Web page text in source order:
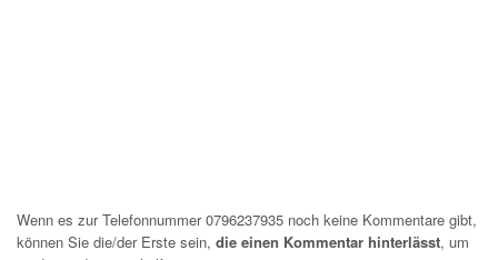
Wenn es zur Telefonnummer 0796237935 noch keine Kommentare gibt,
können Sie die/der Erste sein, die einen Kommentar hinterlässt, um